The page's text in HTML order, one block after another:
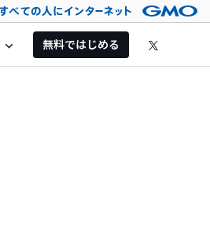
expand_more 無料ではじめる